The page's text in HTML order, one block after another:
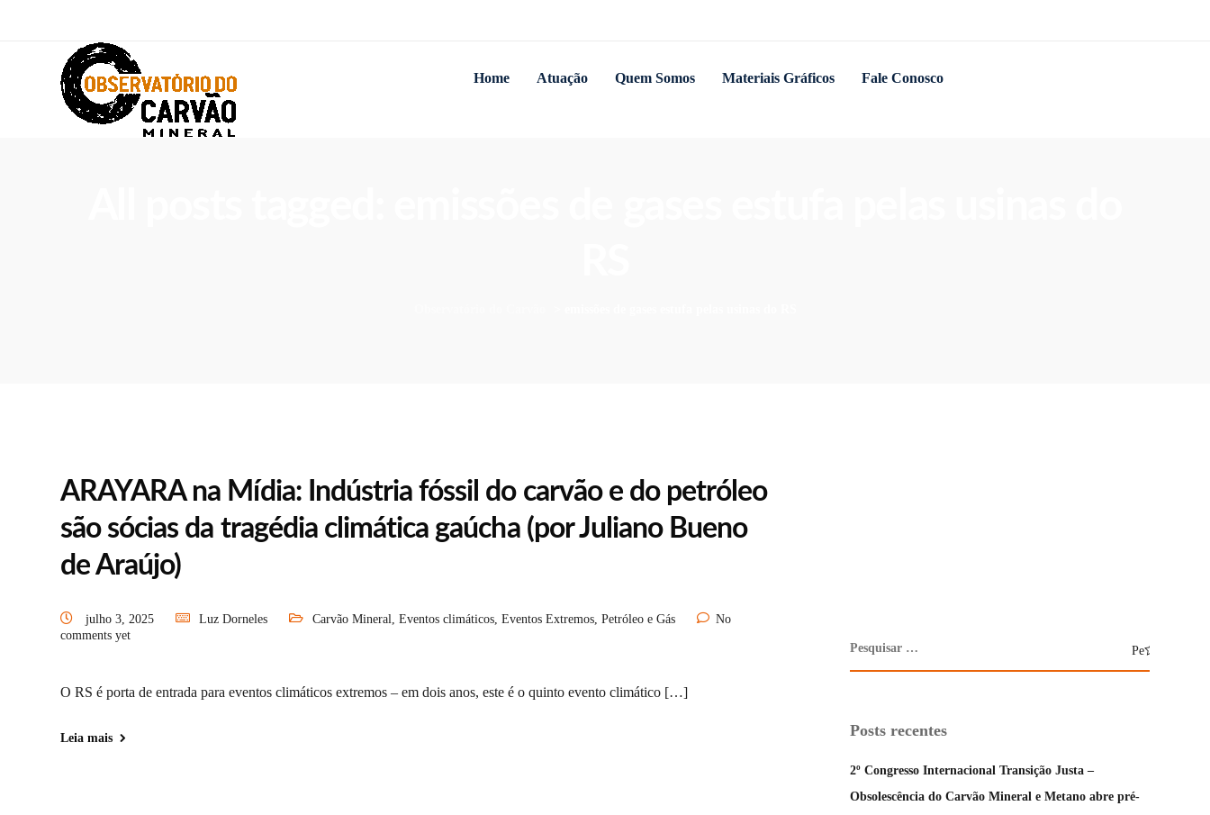
Home Atuação Quem Somos Materiais Gráficos Fale Conosco
ARAYARA na Mídia: Indústria fóssil do carvão e do petróleo
são sócias da tragédia climática gaúcha (por Juliano Bueno
de Araújo)
julho 3, 2025 Luz Dorneles Carvão Mineral, Eventos climáticos, Eventos Extremos, Petróleo e Gás
No
comments yet
O RS é porta de entrada para eventos climáticos extremos – em dois anos, este é o quinto evento climático […]
Leia mais Posts recentes
2º Congresso Internacional Transição Justa –
Obsolescência do Carvão Mineral e Metano abre pré-